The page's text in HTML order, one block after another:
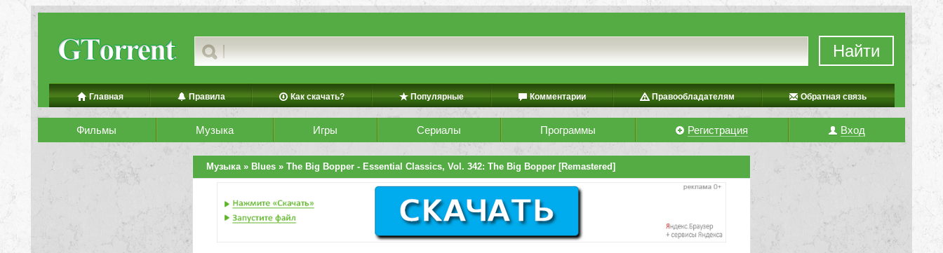
Найти
Главная Правила Как скачать? Популярные Комментарии Правообладателям Обратная связь
Фильмы Музыка Игры Сериалы Программы Регистрация Вход
Музыка» Blues » The Big Bopper - Essential Classics, Vol. 342: The Big Bopper [Remastered]